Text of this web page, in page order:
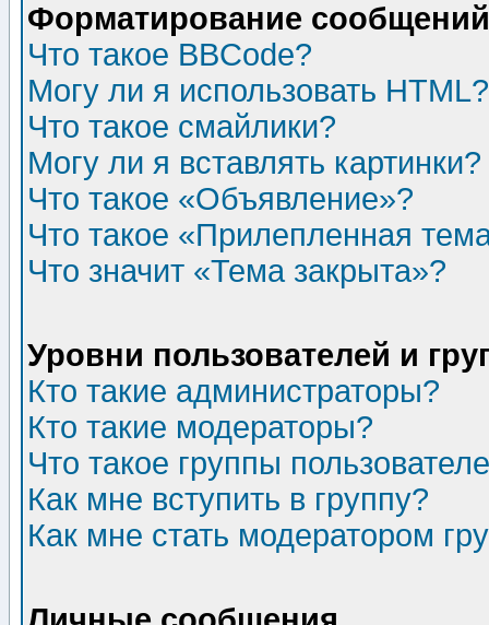
Форматирование
Что такое BBCode?
Могу ли я использовать HTML?
Что такое смайлики?
Могу ли я вставлять картинки?
Что такое «Объявление»?
Что такое «Прилепленная
Что значит «Тема закрыта»?
Уровни пользователей и
Кто такие администраторы?
Кто такие модераторы?
Что такое группы
Как мне вступить в группу?
Как мне стать модератором